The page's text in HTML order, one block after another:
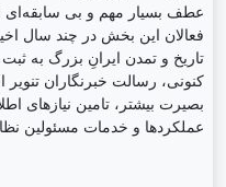
عطف بسیار مهم و بی
فعالان این بخش در چند سال
تاریخ و تمدن ایرانِ بزرگ به
کنونی، رسالت خبرنگاران
بصیرت بیشتر، تامین نیازهای
عملکردها و خدمات مسئولین